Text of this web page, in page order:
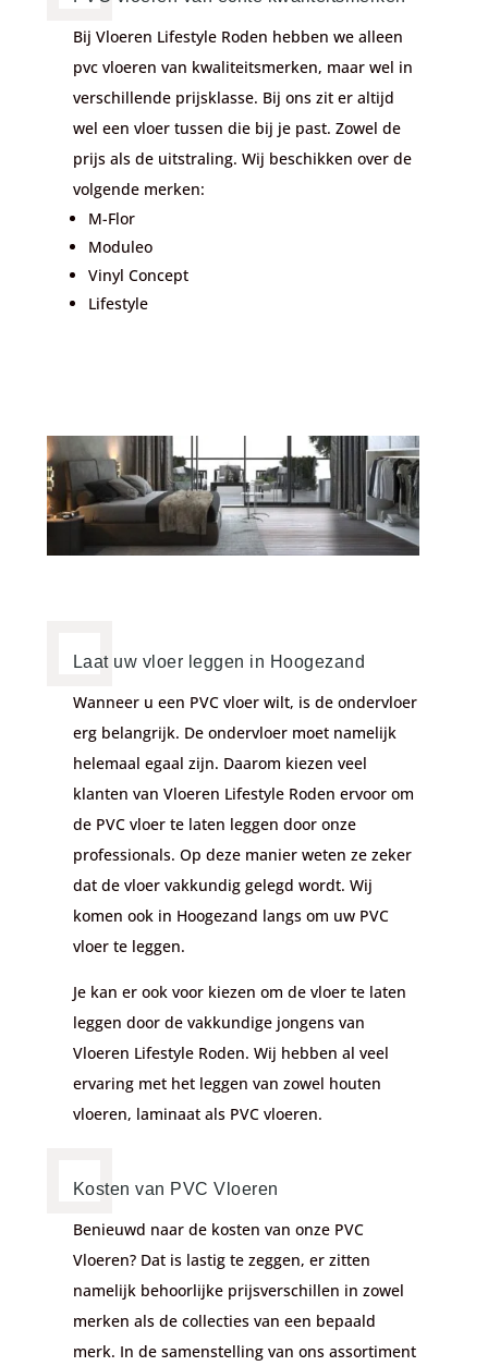
Bij Vloeren Lifestyle Roden hebben we alleen
pvc vloeren van kwaliteitsmerken, maar wel in
verschillende prijsklasse. Bij ons zit er altijd
wel een vloer tussen die bij je past. Zowel de
prijs als de uitstraling. Wij beschikken over de
volgende merken:
M-Flor
Moduleo
Vinyl Concept
Lifestyle
Laat uw vloer leggen in Hoogezand
Wanneer u een PVC vloer wilt, is de ondervloer
erg belangrijk. De ondervloer moet namelijk
helemaal egaal zijn. Daarom kiezen veel
klanten van Vloeren Lifestyle Roden ervoor om
de PVC vloer te laten leggen door onze
professionals. Op deze manier weten ze zeker
dat de vloer vakkundig gelegd wordt. Wij
komen ook in Hoogezand langs om uw PVC
vloer te leggen.
Je kan er ook voor kiezen om de vloer te laten
leggen door de vakkundige jongens van
Vloeren Lifestyle Roden. Wij hebben al veel
ervaring met het leggen van zowel houten
vloeren, laminaat als PVC vloeren.
Kosten van PVC Vloeren
Benieuwd naar de kosten van onze PVC
Vloeren? Dat is lastig te zeggen, er zitten
namelijk behoorlijke prijsverschillen in zowel
merken als de collecties van een bepaald
merk. In de samenstelling van ons assortiment